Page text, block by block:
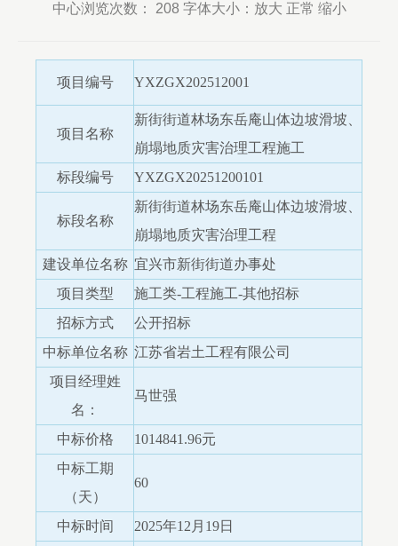
中心浏览次数： 208 字体大小：放大 正常 缩小
项目编号 YXZGX202512001
项目名称
新街街道林场东岳庵山体边坡滑坡、
崩塌地质灾害治理工程施工
标段编号
YXZGX20251200101
标段名称
新街街道林场东岳庵山体边坡滑坡、
崩塌地质灾害治理工程
建设单位名称 宜兴市新街街道办事处
项目类型
施工类-工程施工-其他招标
招标方式
公开招标
中标单位名称 江苏省岩土工程有限公司
项目经理姓
名：
马世强
中标价格
1014841.96元
中标工期
（天）
60
中标时间 2025年12月19日